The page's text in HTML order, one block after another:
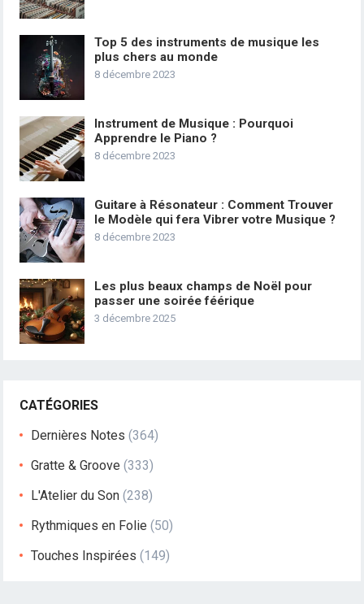
Top 5 des instruments de musique les
plus chers au monde
8 décembre 2023
Instrument de Musique : Pourquoi
Apprendre le Piano ?
8 décembre 2023
Guitare à Résonateur : Comment Trouver
le Modèle qui fera Vibrer votre Musique ?
8 décembre 2023
Les plus beaux champs de Noël pour
passer une soirée féérique
3 décembre 2025
CATÉGORIES
Dernières Notes (364)
Gratte & Groove (333)
L'Atelier du Son (238)
Rythmiques en Folie (50)
Touches Inspirées (149)